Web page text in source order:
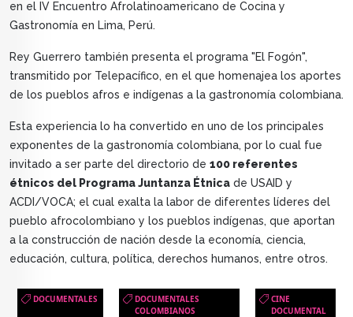
en el IV Encuentro Afrolatinoamericano de Cocina y
Gastronomía en Lima, Perú.
Rey Guerrero también presenta el programa "El Fogón",
transmitido por Telepacífico, en el que homenajea los aportes
de los pueblos afros e indígenas a la gastronomía colombiana.
Esta experiencia lo ha convertido en uno de los principales
exponentes de la gastronomía colombiana, por lo cual fue
invitado a ser parte del directorio de 100 referentes
étnicos del Programa Juntanza Étnica de USAID y
ACDI/VOCA; el cual exalta la labor de diferentes líderes del
pueblo afrocolombiano y los pueblos indígenas, que aportan
a la construcción de nación desde la economía, ciencia,
educación, cultura, política, derechos humanos, entre otros.
DOCUMENTALES
DOCUMENTALES
COLOMBIANOS
CINE
DOCUMENTAL